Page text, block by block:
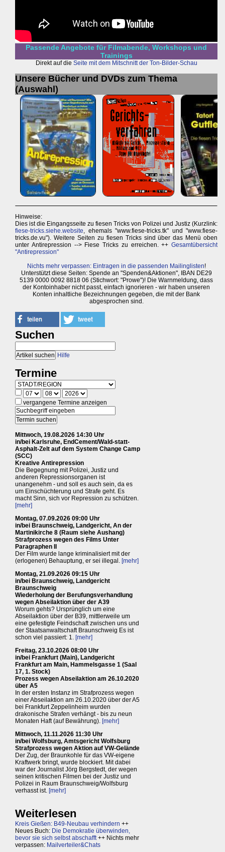
Passende Angebote für Filmabende, Workshops und
Trainings
Direkt auf die Seite mit dem Mitschnitt der Ton-Bilder-Schau
Unsere Bücher und DVDs zum Thema
(Auswahl)
Hinweise:
Dies ist die Eingangsseite zu fiesen Tricks von Polizei und Justiz (Kurzlink:
fiese-tricks.siehe.website, ehemals "www.fiese-tricks.tk" und "www.fiese-
tricks.de.vu"). Weitere Seiten zu fiesen Tricks sind über das Menü oben
unter Antirepression --> Fiese Tricks zu erreichen. ++Gesamtübersicht
"Antirepression"
Nichts mehr verpassen: Eintragen in die passenden Mailinglisten!
Unterstützt diese Seiten: Spende an "Spenden&Aktionen", IBAN DE29
5139 0000 0092 8818 06 (Stichwort: "Prowe")! Die Warnmeldung, dass
der Kontoinhaber nicht passt, einfach ignorieren - wir haben unseren
Konten inhaltliche Bezeichnungen gegeben, die mit der Bank
abgesprochen sind.
Suchen
Hilfe
Termine
vergangene Termine anzeigen
Mittwoch, 19.08.2026 14:30 Uhr
in/bei Karlsruhe, EndCement/Wald-statt-
Asphalt-Zelt auf dem System Change Camp
(SCC)
Kreative Antirepression
Die Begegnung mit Polizei, Justiz und
anderen Repressionsorganen ist
unangenehm - und soll es auch sein, da es
um Einschüchterung und Strafe geht. Es
macht Sinn, sich vor Repression zu schützen.
[mehr]
Montag, 07.09.2026 09:00 Uhr
in/bei Braunschweig, Landgericht, An der
Martinikirche 8 (Raum siehe Aushang)
Strafprozess wegen des Films Unter
Paragraphen II
Der Film wurde lange kriminalisiert mit der
(erlogenen) Behauptung, er sei illegal. [mehr]
Montag, 21.09.2026 09:15 Uhr
in/bei Braunschweig, Landgericht
Braunschweig
Wiederholung der Berufungsverhandlung
wegen Abseilaktion über der A39
Worum gehts? Ursprünglich um eine
Abseilaktion über der B39, mittlerweile um
eine gefestigte Feindschaft zwischen uns und
der Staatsanwaltschaft Braunschweig Es ist
schon viel passiert: 1. [mehr]
Freitag, 23.10.2026 08:00 Uhr
in/bei Frankfurt (Main), Landgericht
Frankfurt am Main, Hammelsgasse 1 (Saal
17, 1. Stock)
Prozess wegen Abseilaktion am 26.10.2020
über A5
In der ersten Instanz im Strafprozess wegen
einer Abseilaktion am 26.10.2020 über der A5
bei Frankfurt Zeppelinheim wurden
drakonische Strafen verhängt - bis zu neun
Monaten Haft (auf Bewährung). [mehr]
Mittwoch, 11.11.2026 11:30 Uhr
in/bei Wolfsburg, Amtsgericht Wolfsburg
Strafprozess wegen Aktion auf VW-Gelände
Der Zug, der Braunkohle für das VW-eigene
Kraftwerk bringt, wurde blockiert. Mit dabei
war der Journalist Jörg Bergstedt, der wegen
seinen kritischen Filmen bei der Justiz und
Polizei in Raum Braunschweig/Wolfsburg
verhasst ist. [mehr]
Weiterlesen
Kreis Gießen: B49-Neubau verhindern ++
Neues Buch: Die Demokratie überwinden,
bevor sie sich selbst abschafft++ Nichts mehr
verpassen: Mailverteiler&Chats